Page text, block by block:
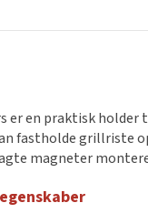
er en praktisk
fastholde grillriste
magneter